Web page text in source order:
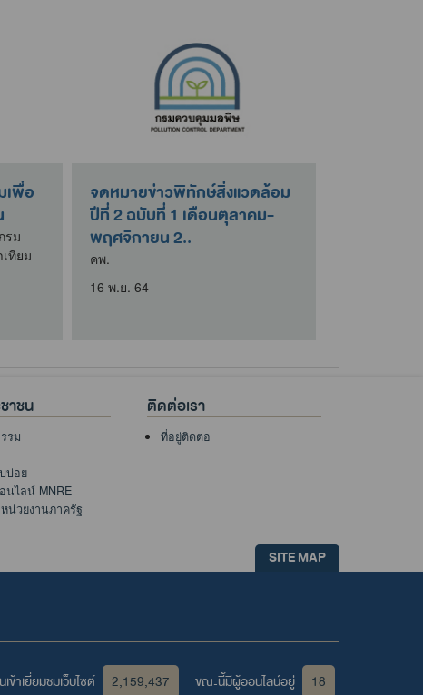
เพื่อ
รม
ทียม
จดหมายข่าวพิทักษ์สิ่งแวดล้อม
ปีที่ 2 ฉบับที่ 1 เดือนตุลาคม-
พฤศจิกายน 2..
คพ.
16 พ.ย. 64
าชน
รม
บ่อย
นไลน์ MNRE
น่วยงานภาครัฐ
ติดต่อเรา
ที่อยู่ติดต่อ
SITE MAP
ข้าเยี่ยมชมเว็บไซต์ 2,159,437 ขณะนี้มีผู้ออนไลน์อยู่ 18